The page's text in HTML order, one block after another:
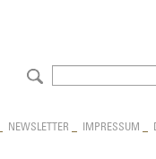
NEWSLETTER IMPRESSUM